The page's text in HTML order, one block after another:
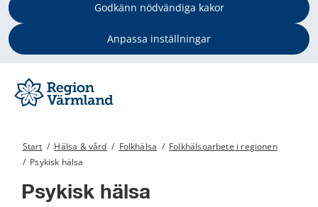
Godkänn nödvändiga kakor
Anpassa inställningar
Start / Hälsa & vård / Folkhälsa / Folkhälsoarbete i regionen
/ Psykisk hälsa
Psykisk hälsa